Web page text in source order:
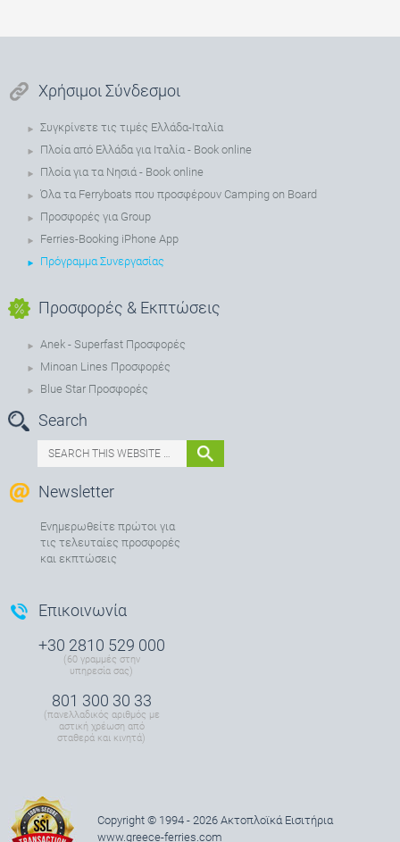
Χρήσιμοι Σύνδεσμοι
Συγκρίνετε τις τιμές Ελλάδα-Ιταλία
Πλοία από Ελλάδα για Ιταλία - Book online
Πλοία για τα Νησιά - Book online
Όλα τα Ferryboats που προσφέρουν Camping on Board
Προσφορές για Group
Ferries-Booking iPhone App
Πρόγραμμα Συνεργασίας
Προσφορές & Εκπτώσεις
Anek - Superfast Προσφορές
Minoan Lines Προσφορές
Blue Star Προσφορές
Search
Newsletter
Ενημερωθείτε πρώτοι για
τις τελευταίες προσφορές
και εκπτώσεις
Επικοινωνία
+30 2810 529 000
(60 γραμμές στην
υπηρεσία σας)
801 300 30 33
(πανελλαδικός αριθμός με
αστική χρέωση από
σταθερά και κινητά)
Copyright © 1994 - 2026 Ακτοπλοϊκά Εισιτήρια
www.greece-ferries.com